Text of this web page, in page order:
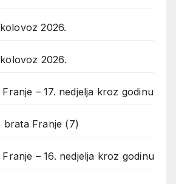
2026.
2026.
– 17. nedjelja kroz godinu
Franje (7)
– 16. nedjelja kroz godinu